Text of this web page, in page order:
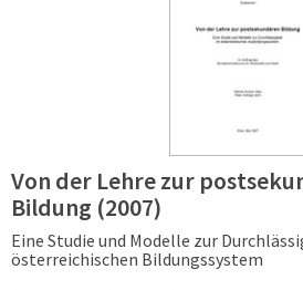
Von der Lehre zur
Bildung (2007)
Eine Studie und Modelle zur
österreichischen Bildungssystem